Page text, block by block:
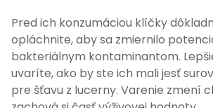
Pred ich konzumáciou klíčky
opláchnite, aby sa zmiernilo
bakteriálnym kontaminantom.
uvaríte, ako by ste ich mali jesť
pre šťavu z lucerny. Varenie zmení